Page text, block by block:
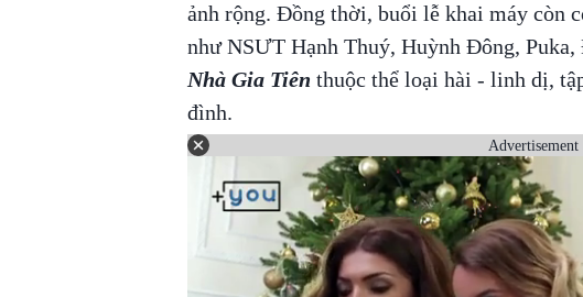
ảnh rộng. Đồng thời, buổi lễ khai máy còn
như NSƯT Hạnh Thuý, Huỳnh Đông,
Nhà Gia Tiên thuộc thể loại hài - linh dị,
đình.
Advertisement